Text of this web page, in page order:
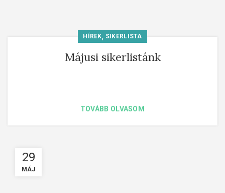
HÍREK, SIKERLISTA
Májusi sikerlistánk
TOVÁBB OLVASOM
29
MÁJ